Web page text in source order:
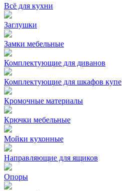
Всё для кухни
Заглушки
Замки мебельные
Комплектующие для диванов
Комплектующие для шкафов купе
Кромочные материалы
Крючки мебельные
Мойки кухонные
Направляющие для ящиков
Опоры